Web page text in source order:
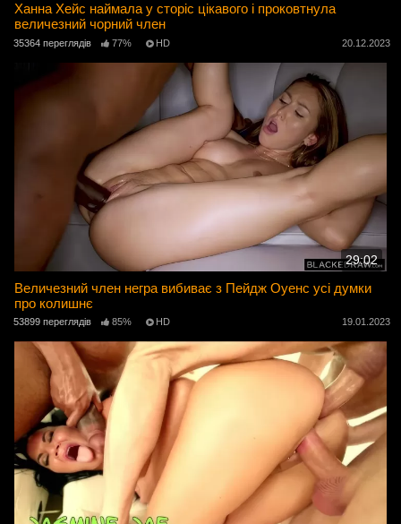
Ханна Хейс наймала у сторіс цікавого і проковтнула
величезний чорний член
35364 переглядів 77% HD 20.12.2023
29:02
Величезний член негра вибиває з Пейдж Оуенс усі думки
про колишнє
53899 переглядів 85% HD 19.01.2023